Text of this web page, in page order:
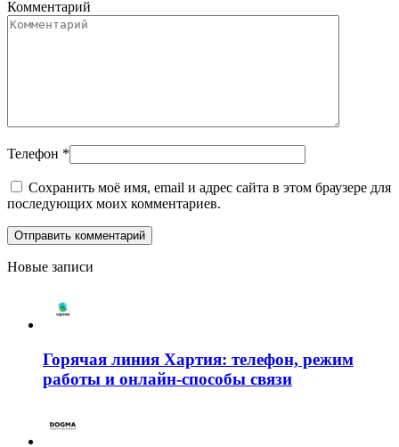
Комментарий
Телефон *
Сохранить моё имя, email и адрес сайта в этом браузере для
последующих моих комментариев.
Новые записи
Горячая линия Хартия: телефон, режим
работы и онлайн-способы связи